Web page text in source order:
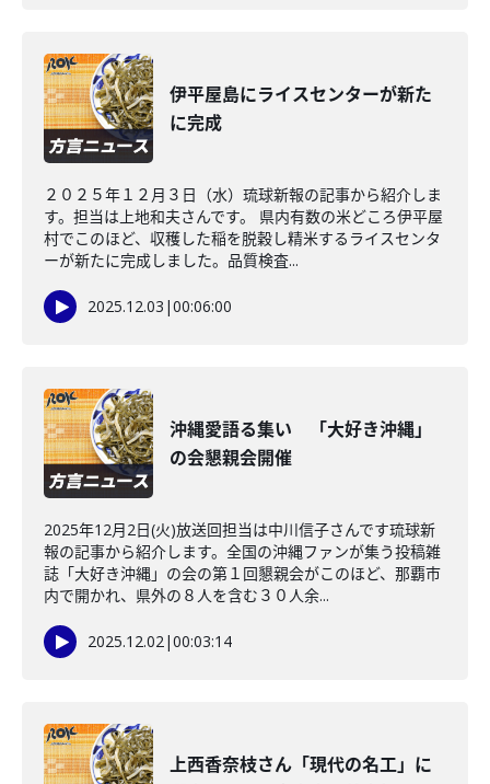
伊平屋島にライスセンターが新た
に完成
２０２５年１２月３日（水）琉球新報の記事から紹介しま
す。担当は上地和夫さんです。 県内有数の米どころ伊平屋
村でこのほど、収穫した稲を脱穀し精米するライスセンタ
ーが新たに完成しました。品質検査...
2025.12.03 |00:06:00
沖縄愛語る集い 「大好き沖縄」
の会懇親会開催
2025年12月2日(火)放送回担当は中川信子さんです琉球新
報の記事から紹介します。全国の沖縄ファンが集う投稿雑
誌「大好き沖縄」の会の第１回懇親会がこのほど、那覇市
内で開かれ、県外の８人を含む３０人余...
2025.12.02|00:03:14
上西香奈枝さん「現代の名工」に